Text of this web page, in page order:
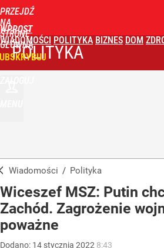
PRZEJDŹ
NA
STRONĘ
GŁÓWNĄ
WPROST
WIADOMOŚCI POLITYKA BIZNES DOM
POLITYKA
Wiadomości / Polityka
Wiceszef MSZ: Putin
Zachód. Zagrożenie
poważne
Dodano: 14 stycznia 2022 8:43